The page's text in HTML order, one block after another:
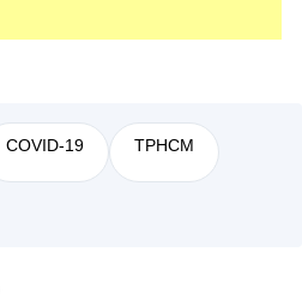
COVID-19 TPHCM